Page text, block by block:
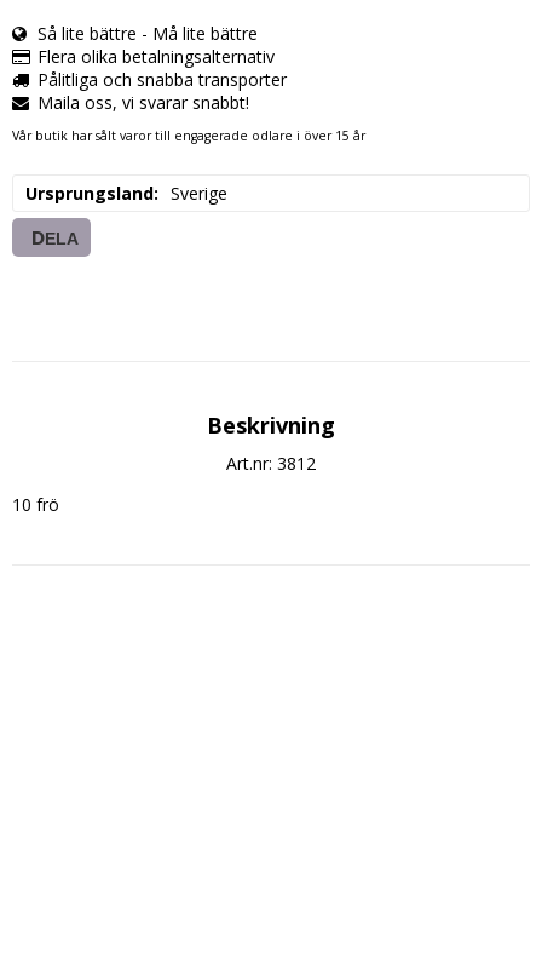
Så lite bättre - Må lite bättre
Flera olika betalningsalternativ
Pålitliga och snabba transporter
Maila oss, vi svarar snabbt!
Vår butik har sålt varor till engagerade odlare i över 15 år
Ursprungsland Sverige
DELA
Beskrivning
Art.nr: 3812
10 frö